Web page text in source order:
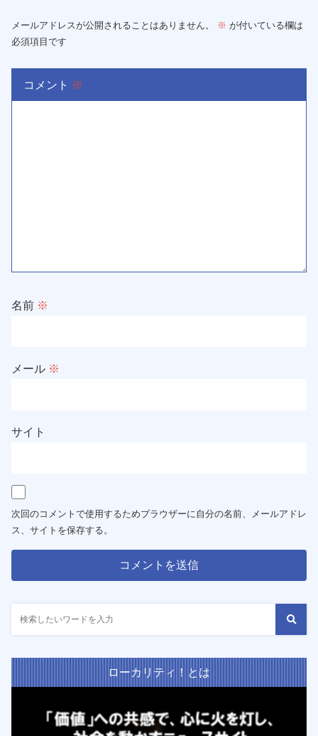
メールアドレスが公開されることはありません。 ※ が付いている欄は
必須項目です
コメント ※
名前 ※
メール ※
サイト
次回のコメントで使用するためブラウザーに自分の名前、メールアドレ
ス、サイトを保存する。
ローカリティ！とは